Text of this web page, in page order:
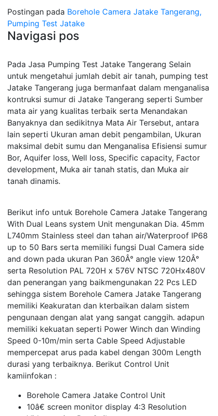
Postingan pada Borehole Camera Jatake Tangerang,
Pumping Test Jatake
Navigasi pos
Pada Jasa Pumping Test Jatake Tangerang Selain
untuk mengetahui jumlah debit air tanah, pumping test
Jatake Tangerang juga bermanfaat dalam menganalisa
kontruksi sumur di Jatake Tangerang seperti Sumber
mata air yang kualitas terbaik serta Menandakan
Banyaknya dan sedikitnya Mata Air Tersebut, antara
lain seperti Ukuran aman debit pengambilan, Ukuran
maksimal debit sumu dan Menganalisa Efisiensi sumur
Bor, Aquifer loss, Well loss, Specific capacity, Factor
development, Muka air tanah statis, dan Muka air
tanah dinamis.
Berikut info untuk Borehole Camera Jatake Tangerang
With Dual Leans system Unit mengunakan Dia. 45mm
L740mm Stainless steel dan tahan air/Waterproof IP68
up to 50 Bars serta memiliki fungsi Dual Camera side
and down pada ukuran Pan 360Â° angle view 120Â°
serta Resolution PAL 720H x 576V NTSC 720Hx480V
dan penerangan yang baikmengunakan 22 Pcs LED
sehingga sistem Borehole Camera Jatake Tangerang
memiliki Keakuratan dan kterbaikan dalam sistem
pengunaan dengan alat yang sangat canggih. adapun
memiliki kekuatan seperti Power Winch dan Winding
Speed 0-10m/min serta Cable Speed Adjustable
mempercepat arus pada kabel dengan 300m Length
durasi yang terbaiknya. Berikut Control Unit
kamiinfokan :
Borehole Camera Jatake Control Unit
10â€ screen monitor display 4:3 Resolution